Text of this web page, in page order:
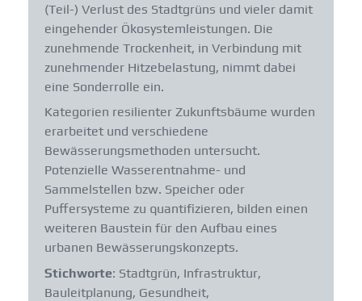
(Teil-) Verlust des Stadtgrüns und vieler damit
eingehender Ökosystemleistungen. Die
zunehmende Trockenheit, in Verbindung mit
zunehmender Hitzebelastung, nimmt dabei
eine Sonderrolle ein.
Kategorien resilienter Zukunftsbäume wurden
erarbeitet und verschiedene
Bewässerungsmethoden untersucht.
Potenzielle Wasserentnahme- und
Sammelstellen bzw. Speicher oder
Puffersysteme zu quantifizieren, bilden einen
weiteren Baustein für den Aufbau eines
urbanen Bewässerungskonzepts.
Stichworte: Stadtgrün, Infrastruktur,
Bauleitplanung, Gesundheit,